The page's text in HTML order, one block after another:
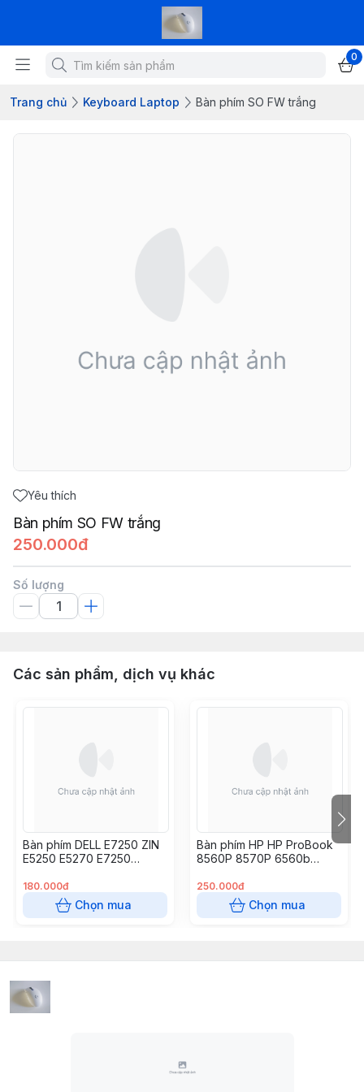
0
Trang chủ Keyboard Laptop Bàn phím SO FW trắng
Yêu thích
Bàn phím SO FW trắng
250.000đ
Số lượng
Các sản phẩm, dịch vụ khác
Bàn phím DELL E7250 ZIN
E5250 E5270 E7250
180.000đ
Chọn mua
Bàn phím HP HP ProBook
8560P 8570P 6560b
250.000đ
Chọn mua